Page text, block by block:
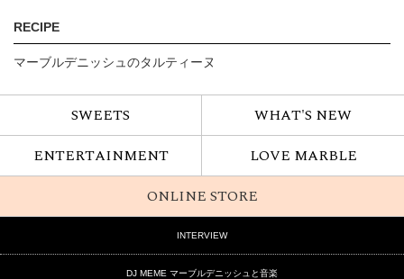
RECIPE
マーブルデニッシュのタルティーヌ
SWEETS
WHAT'S NEW
ENTERTAINMENT
LOVE MARBLE
ONLINE STORE
INTERVIEW
DJ MEME マーブルデニッシュと音楽